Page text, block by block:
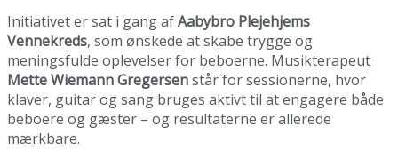
Initiativet er sat i gang afAabybro Plejehjems
Vennekreds, som ønskede at skabe trygge og
meningsfulde oplevelser for beboerne. Musikterapeut
Mette Wiemann Gregersenstår for sessionerne, hvor
klaver, guitar og sang bruges aktivt til at engagere både
beboere og gæster – og resultaterne er allerede
mærkbare.